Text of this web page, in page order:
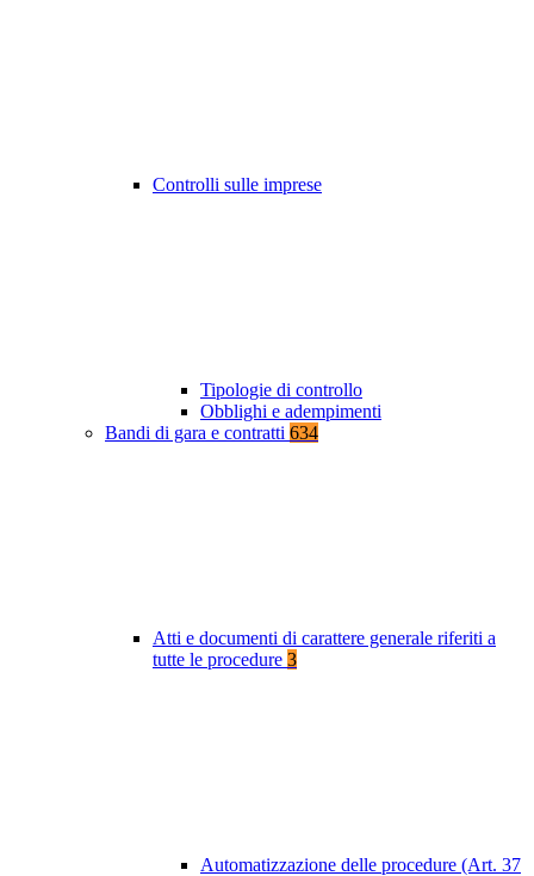
Controlli sulle imprese
Tipologie di controllo
Obblighi e adempimenti
Bandi di gara e contratti 634
Atti e documenti di carattere generale riferiti a
tutte le procedure 3
Automatizzazione delle procedure (Art. 37